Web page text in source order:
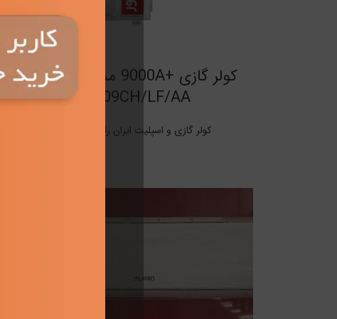
کولر گازی +9000A مدل IAC-
09CH/LF/AA
کولر گازی و اسپلیت ایران رادیاتور